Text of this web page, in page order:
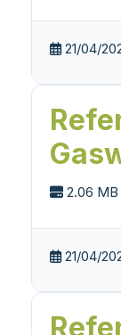
21/04/
2.06 MB
21/04/